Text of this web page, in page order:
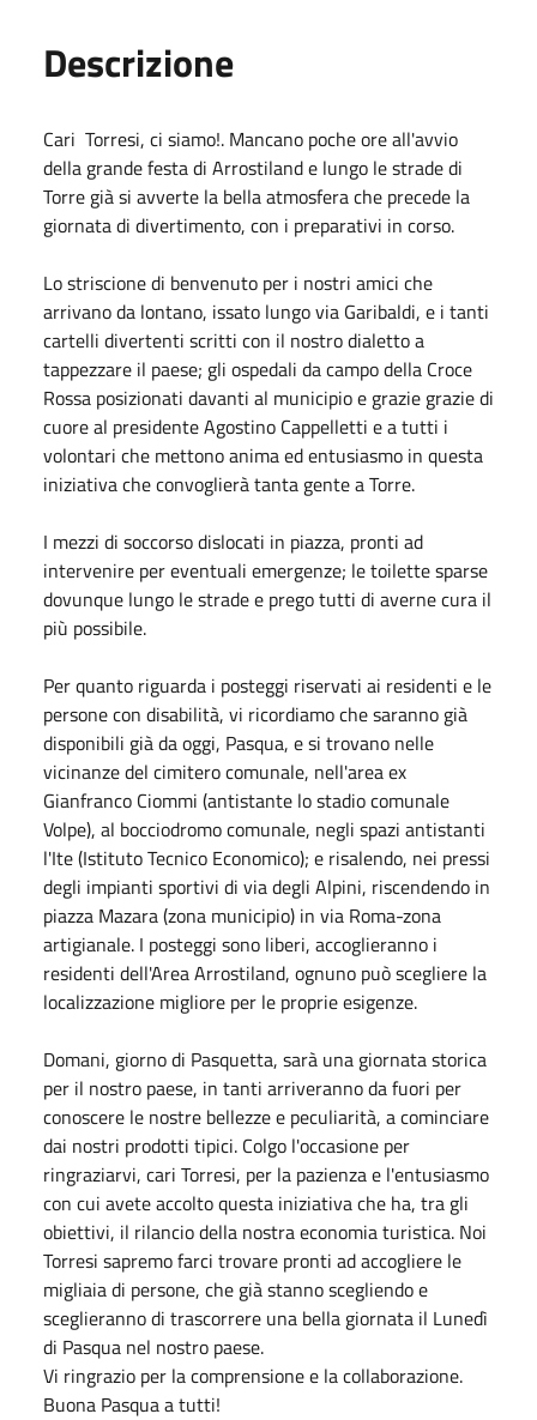
Descrizione
Cari Torresi, ci siamo!. Mancano poche ore all'avvio
della grande festa di Arrostiland e lungo le strade di
Torre già si avverte la bella atmosfera che precede la
giornata di divertimento, con i preparativi in corso.
Lo striscione di benvenuto per i nostri amici che
arrivano da lontano, issato lungo via Garibaldi, e i tanti
cartelli divertenti scritti con il nostro dialetto a
tappezzare il paese; gli ospedali da campo della Croce
Rossa posizionati davanti al municipio e grazie grazie di
cuore al presidente Agostino Cappelletti e a tutti i
volontari che mettono anima ed entusiasmo in questa
iniziativa che convoglierà tanta gente a Torre.
I mezzi di soccorso dislocati in piazza, pronti ad
intervenire per eventuali emergenze; le toilette sparse
dovunque lungo le strade e prego tutti di averne cura il
più possibile.
Per quanto riguarda i posteggi riservati ai residenti e le
persone con disabilità, vi ricordiamo che saranno già
disponibili già da oggi, Pasqua, e si trovano nelle
vicinanze del cimitero comunale, nell'area ex
Gianfranco Ciommi (antistante lo stadio comunale
Volpe), al bocciodromo comunale, negli spazi antistanti
l'Ite (Istituto Tecnico Economico); e risalendo, nei pressi
degli impianti sportivi di via degli Alpini, riscendendo in
piazza Mazara (zona municipio) in via Roma-zona
artigianale. I posteggi sono liberi, accoglieranno i
residenti dell'Area Arrostiland, ognuno può scegliere la
localizzazione migliore per le proprie esigenze.
Domani, giorno di Pasquetta, sarà una giornata storica
per il nostro paese, in tanti arriveranno da fuori per
conoscere le nostre bellezze e peculiarità, a cominciare
dai nostri prodotti tipici. Colgo l'occasione per
ringraziarvi, cari Torresi, per la pazienza e l'entusiasmo
con cui avete accolto questa iniziativa che ha, tra gli
obiettivi, il rilancio della nostra economia turistica. Noi
Torresi sapremo farci trovare pronti ad accogliere le
migliaia di persone, che già stanno scegliendo e
sceglieranno di trascorrere una bella giornata il Lunedì
di Pasqua nel nostro paese.
Vi ringrazio per la comprensione e la collaborazione.
Buona Pasqua a tutti!